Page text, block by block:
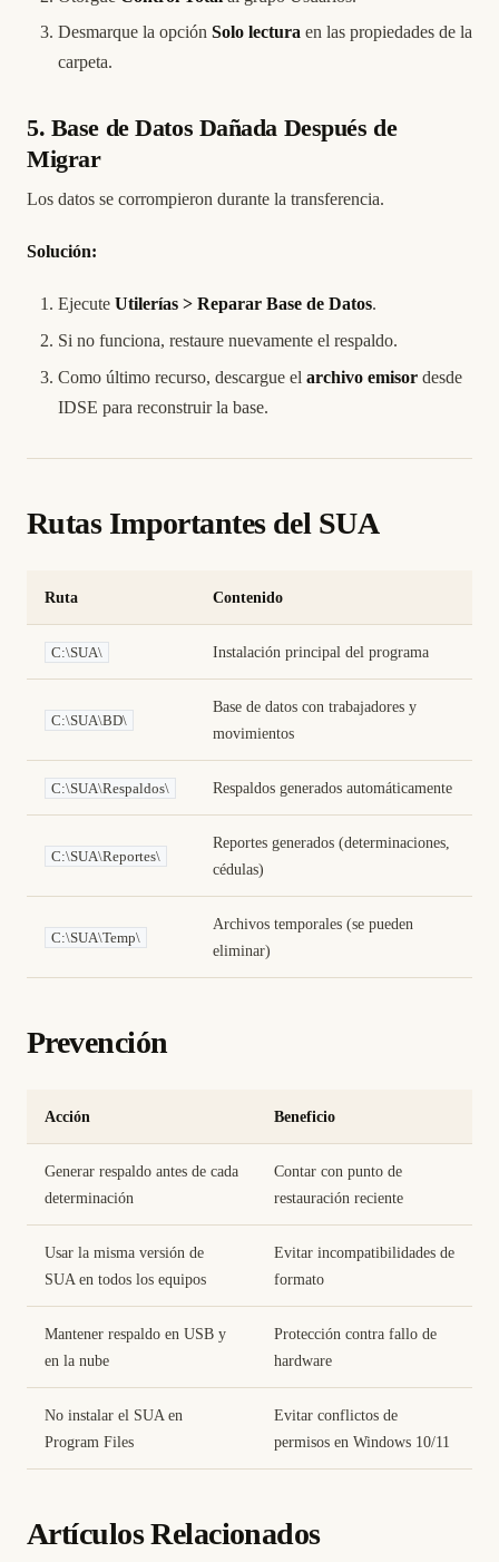
Desmarque la opción Solo lectura en las propiedades de la
carpeta.
5. Base de Datos Dañada Después de
Migrar
Los datos se corrompieron durante la transferencia.
Solución:
Ejecute Utilerías > Reparar Base de Datos.
Si no funciona, restaure nuevamente el respaldo.
Como último recurso, descargue el archivo emisor desde
IDSE para reconstruir la base.
Rutas Importantes del SUA
Ruta Contenido
C:\SUA\ Instalación principal del programa
C:\SUA\BD\
Base de datos con trabajadores y
movimientos
C:\SUA\Respaldos\ Respaldos generados automáticamente
C:\SUA\Reportes\
Reportes generados (determinaciones,
cédulas)
C:\SUA\Temp\
Archivos temporales (se pueden
eliminar)
Prevención
Acción Beneficio
Generar respaldo antes de cada
determinación
Contar con punto de
restauración reciente
Usar la misma versión de
SUA en todos los equipos
Evitar incompatibilidades de
formato
Mantener respaldo en USB y
en la nube
Protección contra fallo de
hardware
No instalar el SUA en
Program Files
Evitar conflictos de
permisos en Windows 10/11
Artículos Relacionados